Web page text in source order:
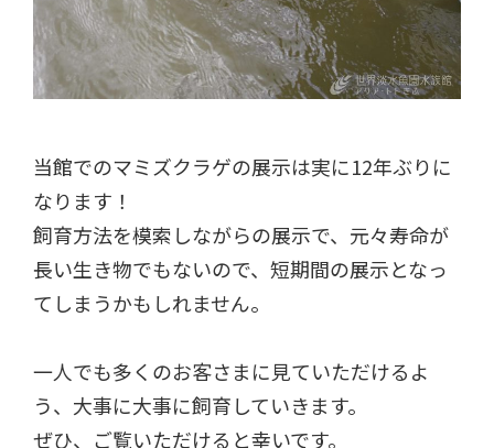
当館でのマミズクラゲの展示は実に12年ぶりに
なります！
飼育方法を模索しながらの展示で、元々寿命が
長い生き物でもないので、短期間の展示となっ
てしまうかもしれません。
一人でも多くのお客さまに見ていただけるよ
う、大事に大事に飼育していきます。
ぜひ、ご覧いただけると幸いです。